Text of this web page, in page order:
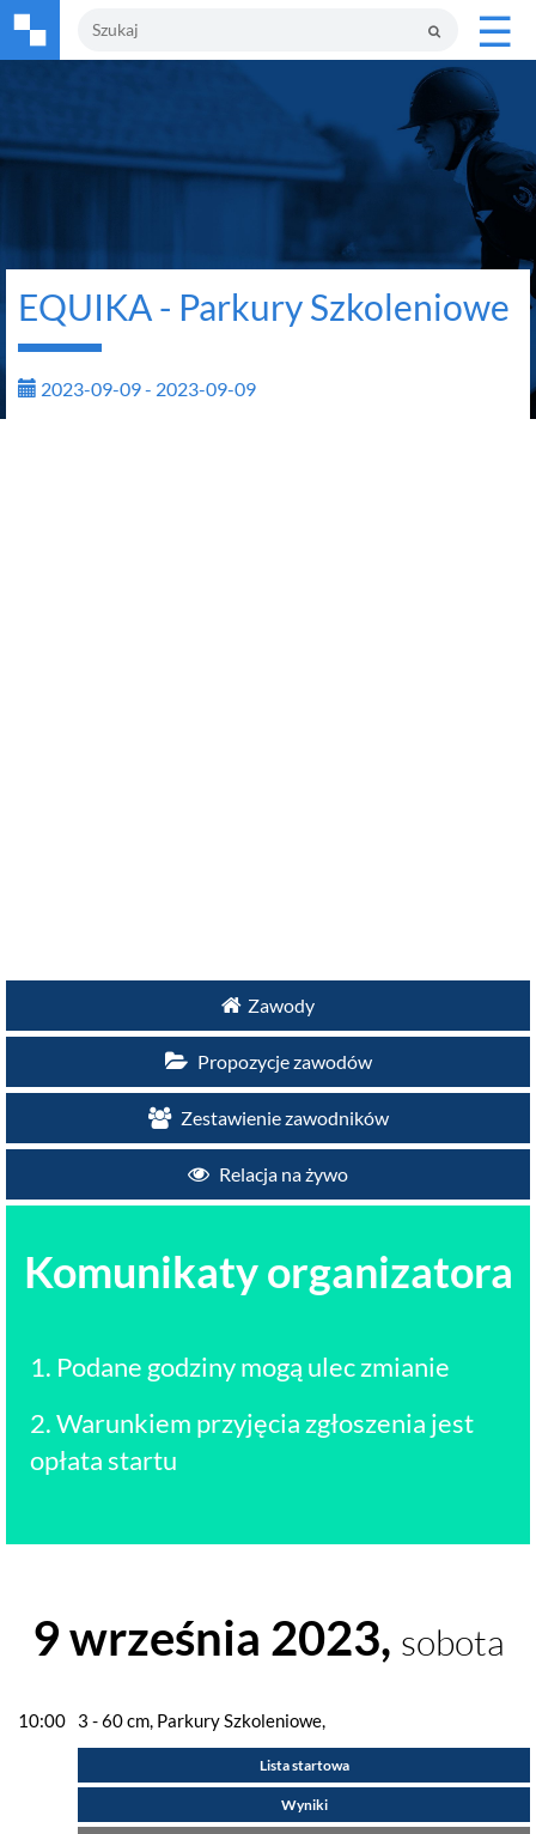
☰
EQUIKA - Parkury Szkoleniowe
2023-09-09 - 2023-09-09
Zawody
Propozycje zawodów
Zestawienie zawodników
Relacja na żywo
Komunikaty organizatora
1. Podane godziny mogą ulec zmianie
2. Warunkiem przyjęcia zgłoszenia jest
opłata startu
9 września 2023, sobota
10:00 3 - 60 cm, Parkury Szkoleniowe,
Lista startowa
Wyniki